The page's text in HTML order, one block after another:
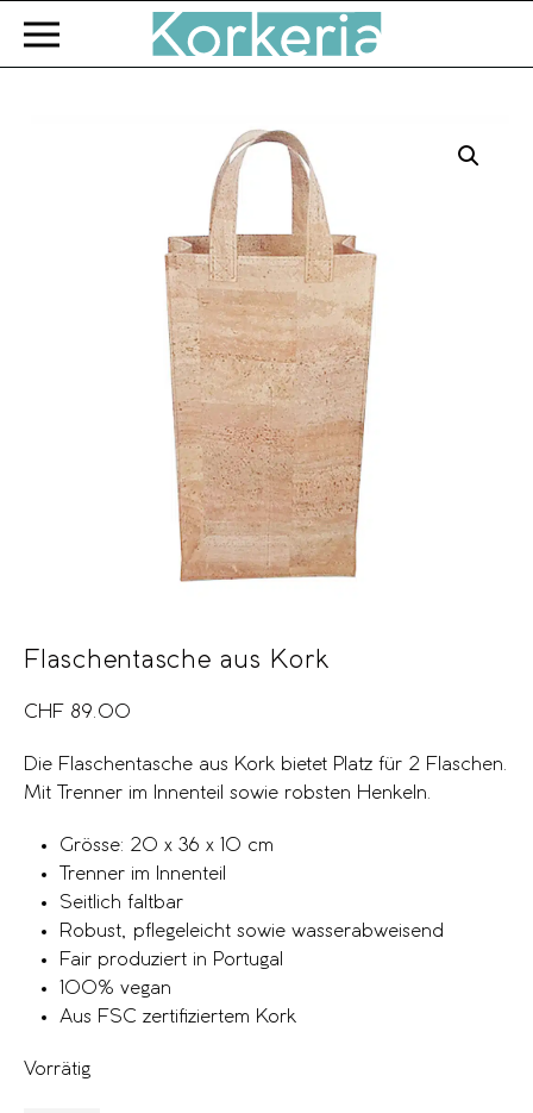
Zum Hauptinhalt springen
Flaschentasche aus Kork
CHF 89.00
Die Flaschentasche aus Kork bietet Platz für 2 Flaschen.
Mit Trenner im Innenteil sowie robsten Henkeln.
Grösse: 20 x 36 x 10 cm
Trenner im Innenteil
Seitlich faltbar
Robust, pflegeleicht sowie wasserabweisend
Fair produziert in Portugal
100% vegan
Aus FSC zertifiziertem Kork
Vorrätig